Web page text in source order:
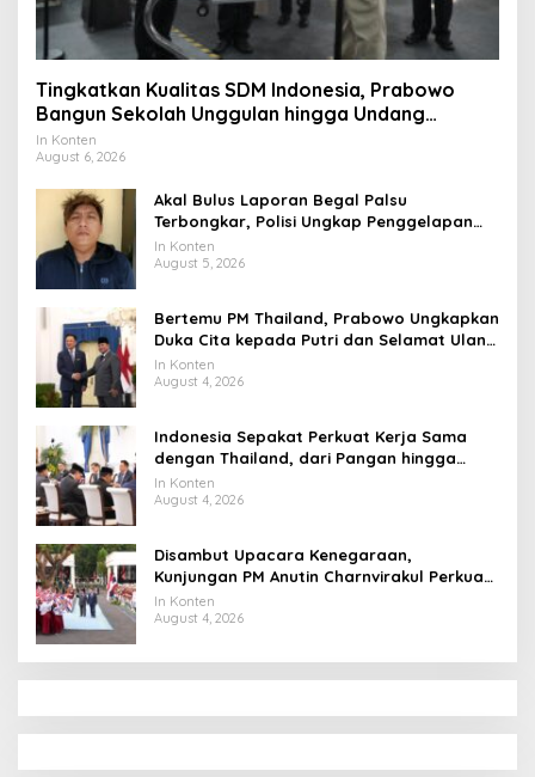
Tingkatkan Kualitas SDM Indonesia, Prabowo
Bangun Sekolah Unggulan hingga Undang
Universitas Terbaik Dunia
In Konten
August 6, 2026
Akal Bulus Laporan Begal Palsu
Terbongkar, Polisi Ungkap Penggelapan
Uang Perusahaan untuk Crypto
In Konten
August 5, 2026
Bertemu PM Thailand, Prabowo Ungkapkan
Duka Cita kepada Putri dan Selamat Ulang
Tahun ke Raja Thailand
In Konten
August 4, 2026
Indonesia Sepakat Perkuat Kerja Sama
dengan Thailand, dari Pangan hingga
Ekonomi Digital
In Konten
August 4, 2026
Disambut Upacara Kenegaraan,
Kunjungan PM Anutin Charnvirakul Perkuat
Hubungan Indonesia-Thailand
In Konten
August 4, 2026